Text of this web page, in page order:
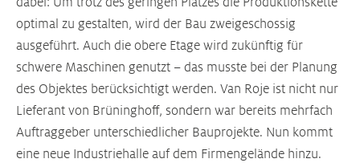
optimal zu gestalten, wird der Bau zweigeschossig
ausgeführt. Auch die obere Etage wird zukünftig für
schwere Maschinen genutzt – das musste bei der Planung
des Objektes berücksichtigt werden. Van Roje ist nicht nur
Lieferant von Brüninghoff, sondern war bereits mehrfach
Auftraggeber unterschiedlicher Bauprojekte. Nun kommt
eine neue Industriehalle auf dem Firmengelände hinzu.